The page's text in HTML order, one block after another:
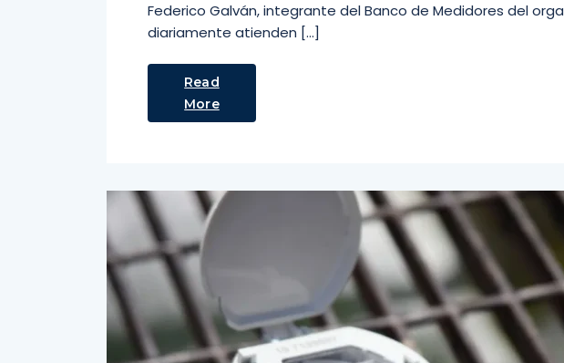
Federico Galván, integrante del Banco de Medidores del
diariamente atienden […]
Read
More